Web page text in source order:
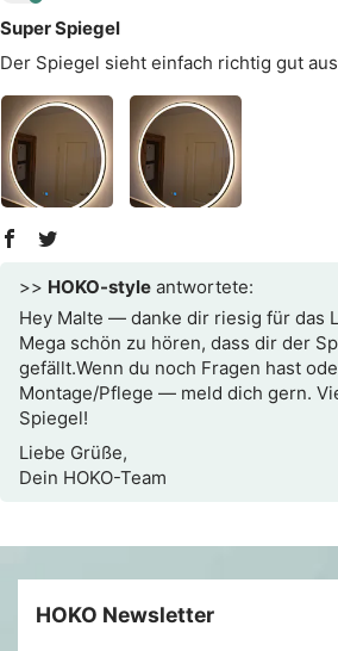
Super Spiegel
Der Spiegel sieht einfach richtig gut
>> HOKO-style antwortete:
Hey Malte — danke dir riesig für das
Mega schön zu hören, dass dir der
gefällt.Wenn du noch Fragen hast
Montage/Pflege — meld dich gern.
Spiegel!
Liebe Grüße,
Dein HOKO-Team
HOKO Newsletter